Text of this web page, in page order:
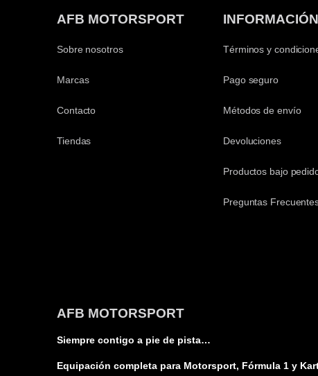
AFB MOTORSPORT
Sobre nosotros
Marcas
Contacto
Tiendas
INFORMACIÓN
Términos y
Pago seguro
Métodos de envío
Devoluciones
Productos bajo
Preguntas
AFB MOTORSPORT
Siempre contigo a pie de pista…
Equipación completa para Motorsport, Fórmula 1 y